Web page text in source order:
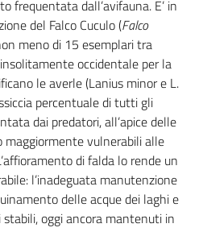
frequentata dall’avifauna. E’ in
del Falco Cuculo (Falco
meno di 15 esemplari tra
occidentale per la
le averle (Lanius minor e L.
percentuale di tutti gli
dai predatori, all’apice delle
vulnerabili alle
di falda lo rende un
l’inadeguata manutenzione
delle acque dei laghi e
oggi ancora mantenuti in